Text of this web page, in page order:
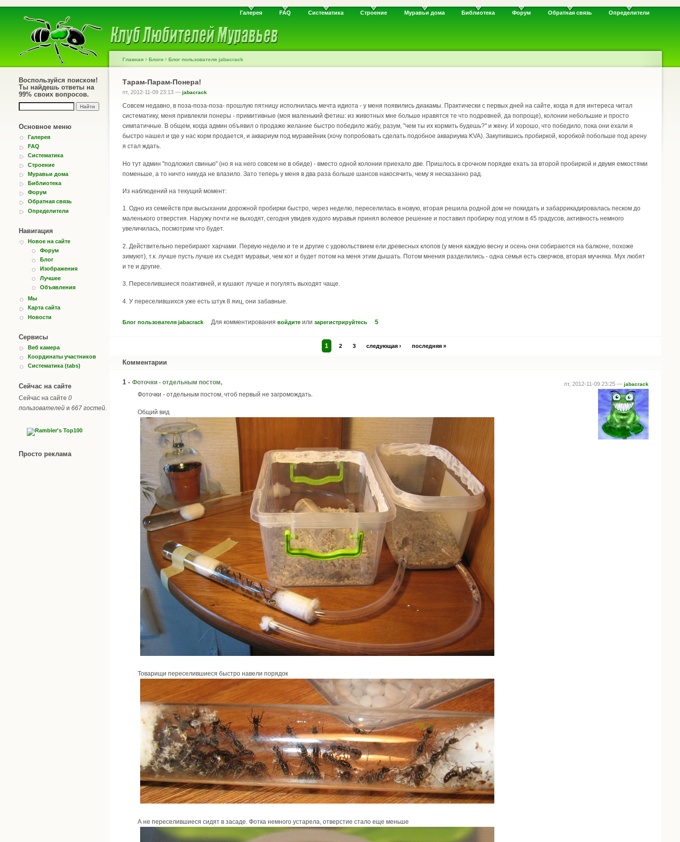
Галерея FAQ Систематика Строение Муравьи дома Библиотека Форум Обратная связь Определители
Воспользуйся поиском!
Ты найдешь ответы на
99% своих вопросов.
Основное меню
Галерея
FAQ
Систематика
Строение
Муравьи дома
Библиотека
Форум
Обратная связь
Определители
Навигация
Новое на сайте
Форум
Блог
Изображения
Лучшее
Объявления
Мы
Карта сайта
Новости
Сервисы
Веб камера
Координаты участников
Систематика (tabs)
Сейчас на сайте
Сейчас на сайте 0
пользователей и 667 гостей
Просто реклама
Главная › Блоги › Блог пользователя jabacrack
Тарам-Парам-Понера!
пт, 2012-11-09 23:13 — jabacrack
Совсем недавно, в поза-поза-поза- прошлую пятницу исполнилась мечта идиота - у меня появились диакамы. Практически с первых дней на сайте, когда я для интереса читал
систематику, меня привлекли понеры - примитивные (моя маленький фетиш: из животных мне больше нравятся те что подревней, да попроще), колонии небольшие и просто
симпатичные. В общем, когда админ объявил о продаже желание быстро победило жабу, разум, "чем ты их кормить будешь?" и жену. И хорошо, что победило, пока они ехали я
быстро нашел и где у нас корм продается, и аквариум под муравейник (хочу попробовать сделать подобное аквариума KVA). Закупившись пробиркой, коробкой побольше под арену
я стал ждать.
Но тут админ "подложил свинью" (но я на него совсем не в обиде) - вместо одной колонии приехало две. Пришлось в срочном порядке ехать за второй пробиркой и двумя емкостями
поменьше, а то ничто никуда не влазило. Зато теперь у меня в два раза больше шансов накосячить, чему я несказанно рад.
Из наблюдений на текущий момент:
1. Одно из семейств при высыхании дорожной пробирки быстро, через неделю, переселилась в новую, вторая решила родной дом не покидать и забаррикадировалась песком до
маленького отверстия. Наружу почти не выходят, сегодня увидев худого муравья принял волевое решение и поставил пробирку под углом в 45 градусов, активность немного
увеличилась, посмотрим что будет.
2. Действительно перебирают харчами. Первую неделю и те и другие с удовольствием ели древесных клопов (у меня каждую весну и осень они собираются на балконе, похоже
зимуют), т.к. лучше пусть лучше их съедят муравьи, чем кот и будет потом на меня этим дышать. Потом мнения разделились - одна семья есть сверчков, вторая мучняка. Мух любят
и те и другие.
3. Переселившиеся поактивней, и кушают лучше и погулять выходят чаще.
4. У переселившихся уже есть штук 8 яиц, они забавные.
Блог пользователя jabacrack Для комментирования войдите или зарегистрируйтесь 5
1 2 3 следующая › последняя »
Комментарии
пт, 2012-11-09 23:25 — jabacrack
1 - Фоточки - отдельным постом,
Фоточки - отдельным постом, чтоб первый не загромождать.
Общий вид
Товарищи переселившиеся быстро навели порядок
А не переселившиеся сидят в засаде. Фотка немного устарела, отверстие стало еще меньше